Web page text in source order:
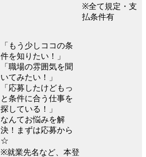
※全て規定・支
払条件有
「もう少しココの条
件を知りたい！」
「職場の雰囲気を聞
いてみたい！」
「応募したけどもっ
と条件に合う仕事を
探している！」
なんてお悩みを解
決！まずは応募から
☆
※就業先名など、本登